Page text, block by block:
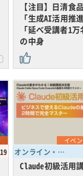
【注目】日清食
「生成AI活用推
「延べ受講者1
の中身
イベ
オンライン・東京都
Claude初級活用